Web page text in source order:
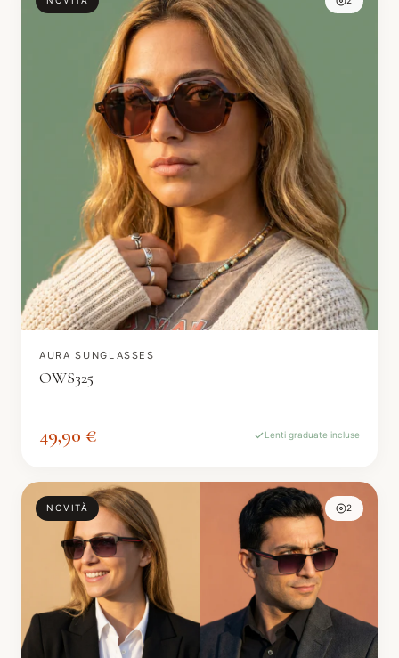
AURA SUNGLASSES
OWS325
49,90 € Lenti graduate incluse
NOVITÀ 2